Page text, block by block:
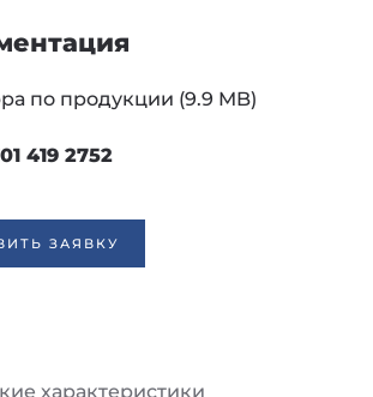
по продукции (9.9 MB)
419 2752
ЗАЯВКУ
характеристики